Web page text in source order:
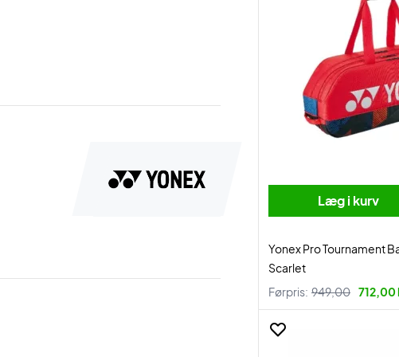
Læg i kurv
Yonex Pro Tournament
Scarlet
Førpris: 949,00 712,00